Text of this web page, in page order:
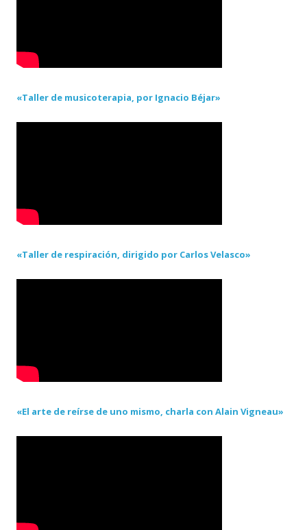
«Taller de musicoterapia, por Ignacio Béjar»
«Taller de respiración, dirigido por Carlos Velasco»
«El arte de reírse de uno mismo, charla con Alain Vigneau»